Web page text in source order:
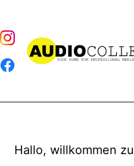
Hallo, willkommen